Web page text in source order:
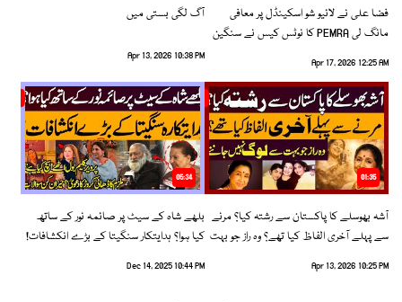
فضا علی نے لائیو شو اسکینڈل پر معافی
مانگ لی PEMRA کا نوٹس کیس نے سنگین
Apr 17, 2026 12:25 AM
آگ لگی بستی میں
Apr 13, 2026 10:38 PM
01:35
آشہ بھوسلے کا پاکستان سے رشتہ کیا؟ مرنے
سے پہلے آخری الفاظ کیا تھے؟ وہ راز جو بہت
Apr 13, 2026 10:25 PM
05:34
بلھے شاہ کے سیٹ پر صائمہ نور کے ساتھ
کیا ہوا؟ ہدایتکار سنگیتا کے بڑے انکشافات!
Dec 14, 2025 10:44 PM